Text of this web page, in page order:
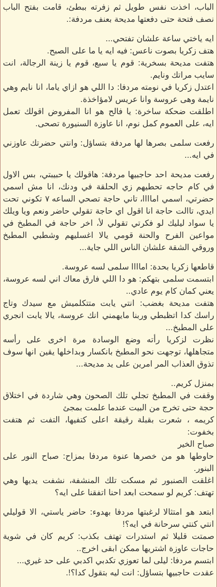
الباب، اخذت نفس طويل ثم زفرته ببطئ، قامت بفتح الباب
نصف فتحة حتى دفعتها مديحة بعنف مردفة:.
ايه ياختي ساعة علشان تفتحي...
هتف زكريا بصوت ناعس: فيه ايه يا ما على الصبح.
هتفت مديحة بسخرية: قوم يا سبع، قوم يا زينة الرجالة، انت
سايب مراتك ونايم.
اعتدل زكريا في نومته مردفا: دا اللي هو ازاي ياما، انا نايم وهي
نايمة وهى عروسة وانا عريس لامؤاخذة.
اطلقت ضحكة ساخرة: يا فالح هو انا المفروض اقولك تعمل
ايه، على العموم كمل نوم، انا عاوزة السنيورة تصحى.
رفعت سلمى بصرها لها مردفة بتساؤل: وانتي حضرتك عاوزني
في ايه...
رفعت مديحة احد حاجبيها مردفة: هاقولك يا حبيبتي، بس الاول
في كام حاجه تحطيهم زي الحلقة في ودنك، انا مش اسمي
حضرتي، اسمي اماااا، تاني حاجة تصحي الساعه ٧ تكوني تحت
ايدي، تاالت حاجة انا اقول اي حاجة تقولي حاضر ونعم ويا ويلك
يا سواد ليليك لو فكرتي تقولي لأ، اخر حاجة في المطبخ في
مواعين الفرح والحنة قومي يالا اغسليهم وشطبي المطبخ
وروقي الشقة علشان الناس اللي جاية...
قاطعها زكريا بحدة: اماااا سلمى لسه عروسة.
ابتسمت سلمى بتهكم: هو دا اللي فارق معاك اني لسه عروسة،
يعني كمان كام يوم عادي..
هتفت مديحة بغضب: انتي يابت متتكلميش مع سيدك وتاج
راسك كدا اتظبطي وربنا مايهمني انك عروسة، يالا يابت انجري
على المطبخ...
نظرت لزكريا رأته وضع الوسادة مرة اخرى على رأسه
متجاهلها، توجهت نحو المطبخ بانكسار وبداخلها يقين انها سوف
تذوق العذاب المر امرين على يد مديحة...
بمنزل كريم..
وقفت في المطبخ تجلي تلك الصحون وهي شاردة في اختلاق
حجة حتى تخرج من البيت عندما علمت بمجئ
كريمه ، شعرت بقبلة رقيقة اعلى كتفيها، التفت ثم هتفت
بخفوت:
صباح الخير
حاوطها هو من خصرها عنوة مردفا بمزاح: صباح النور على
البنور.
اغلقت الصنبور ثم مسكت تلك المنشفة، نشفت يديها وهي
تهتف: كريم لو سمحت ابعد احنا اتفقنا على ايه؟
ابتعد هو امتثالا لرغبتها مردفا بهدوء: حاضر ياستي، الا قوليلي
انتي كنتي سرحانة في ايه؟!
صمتت قليلا ثم استدرات تهتف بكذب: كريم كان في شوية
حاجات عاوزة اشتريها ممكن ابقى اخرج..
ابتسم مردفا: ليلى لما تعوزي تكدبي اكدبي على حد غيري...
عقدت حاجبيها بتساؤل: انت ليه بتقول كدا؟!.